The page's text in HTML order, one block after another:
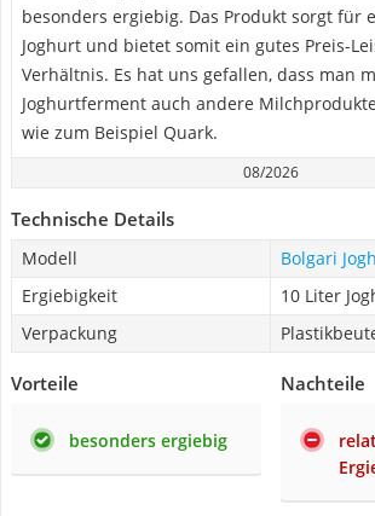
besonders ergiebig. Das Produkt sorgt für
Joghurt und bietet somit ein gutes Preis-
Verhältnis. Es hat uns gefallen, dass man
Joghurtferment auch andere
wie zum Beispiel Quark.
08/2026
Technische Details
Modell
Bolgari
Ergiebigkeit
10 Liter
Verpackung
Vorteile
besonders ergiebig
Nachteile